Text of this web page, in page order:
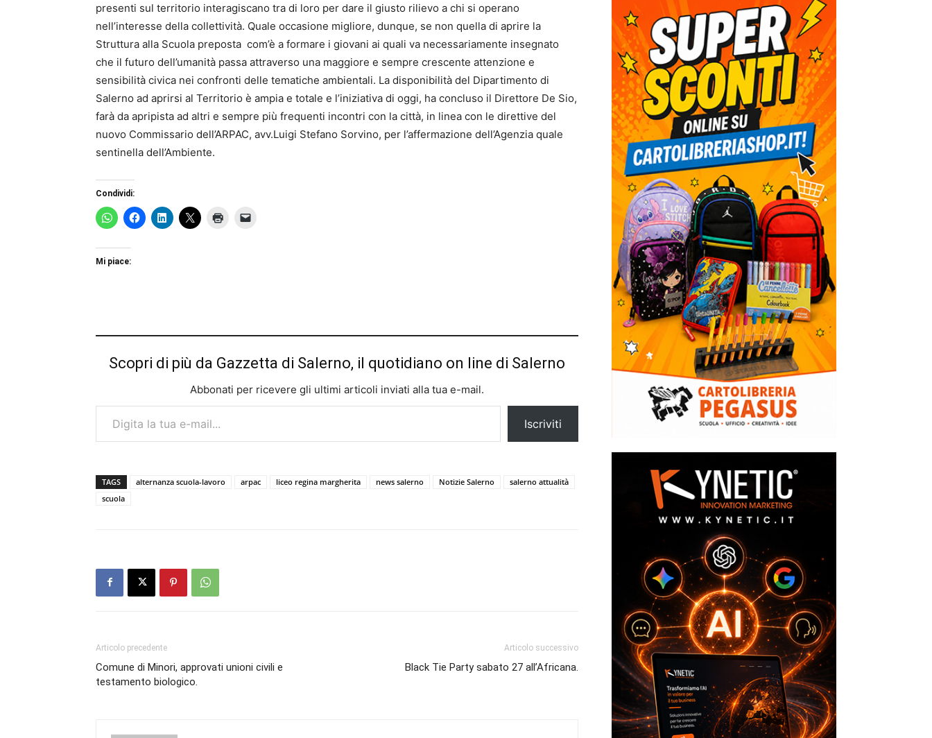
presenti sul territorio interagiscano tra di loro per dare il giusto rilievo a chi si operano
nell’interesse della collettività. Quale occasione migliore, dunque, se non quella di aprire la
Struttura alla Scuola preposta com’è a formare i giovani ai quali va necessariamente insegnato
che il futuro dell’umanità passa attraverso una maggiore e sempre crescente attenzione e
sensibilità civica nei confronti delle tematiche ambientali. La disponibilità del Dipartimento di
Salerno ad aprirsi al Territorio è ampia e totale e l’iniziativa di oggi, ha concluso il Direttore De Sio,
farà da apripista ad altri e sempre più frequenti incontri con la città, in linea con le direttive del
nuovo Commissario dell’ARPAC, avv.Luigi Stefano Sorvino, per l’affermazione dell’Agenzia quale
sentinella dell’Ambiente.
Condividi:
Mi piace:
Scopri di più da Gazzetta di Salerno, il quotidiano on line di Salerno
Abbonati per ricevere gli ultimi articoli inviati alla tua e-mail.
Digita la tua e-mail...
Iscriviti
TAGS alternanza scuola-lavoro arpac liceo regina margherita news salerno Notizie Salerno
salerno attualità
scuola
Articolo precedente
Comune di Minori, approvati unioni civili e
testamento biologico.
Articolo successivo
Black Tie Party sabato 27 all’Africana.